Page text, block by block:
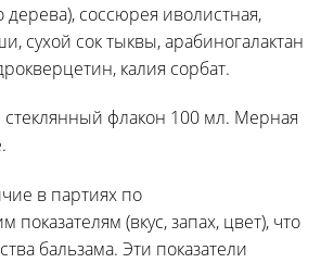
дерева), соссюрея иволистная,
сухой сок тыквы, арабиногалактан
калия сорбат.
стеклянный флакон 100 мл. Мерная
в партиях по
показателям (вкус, запах, цвет), что
бальзама. Эти показатели